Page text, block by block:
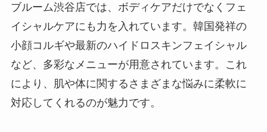
ブルーム渋谷店では、ボディケアだけでなくフェ
イシャルケアにも力を入れています。韓国発祥の
小顔コルギや最新のハイドロスキンフェイシャル
など、多彩なメニューが用意されています。これ
により、肌や体に関するさまざまな悩みに柔軟に
対応してくれるのが魅力です。